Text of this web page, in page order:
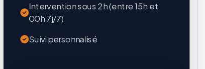
Intervention sous 2h (entre 15h et
00h 7j/7)
Suivi personnalisé